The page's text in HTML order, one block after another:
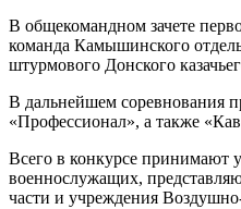
В общекомандном зачете
команда Камышинского
штурмового Донского
В дальнейшем соревнования
«Профессионал», а также
Всего в конкурсе принимают
военнослужащих,
части и учреждения